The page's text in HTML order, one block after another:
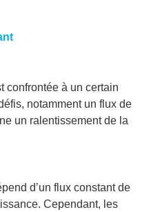
confrontée à un certain
notamment un flux de
un ralentissement de la
d’un flux constant de
Cependant, les